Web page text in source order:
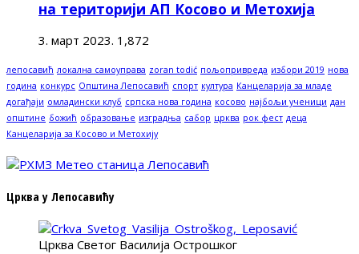
на територији АП Косово и Метохија
3. март 2023. 1,872
лепосавић локална самоуправа zoran todić пољопривреда избори 2019 нова
година конкурс Општина Лепосавић спорт култура Канцеларија за младе
догађаји омладински клуб српска нова година косово најбољи ученици дан
општине божић образовање изградња сабор црква рок фест деца
Канцеларија за Косово и Метохију
Црква у Лепосавићу
Црква Светог Василија Острошког